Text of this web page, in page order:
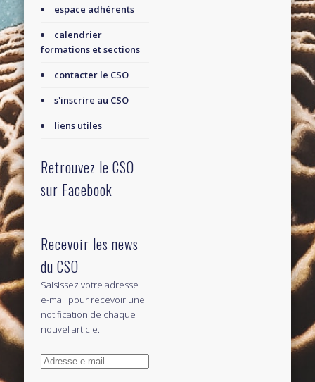
espace adhérents
calendrier
formations et sections
contacter le CSO
s'inscrire au CSO
liens utiles
Retrouvez le CSO
sur Facebook
Recevoir les news
du CSO
Saisissez votre adresse
e-mail pour recevoir une
notification de chaque
nouvel article.
Adresse